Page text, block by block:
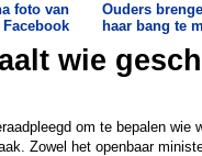
foto van
Ouders
haar bang te
wie
om te bepalen wie
Zowel het openbaar